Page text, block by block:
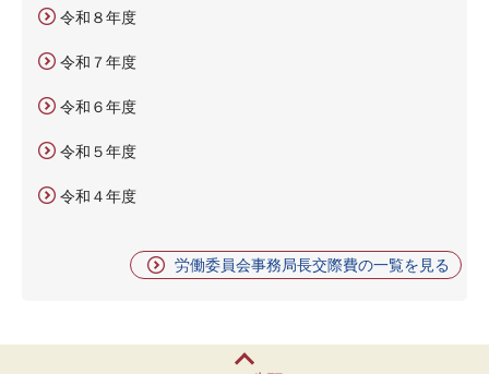
令和８年度
令和７年度
令和６年度
令和５年度
令和４年度
労働委員会事務局長交際費の一覧を見る